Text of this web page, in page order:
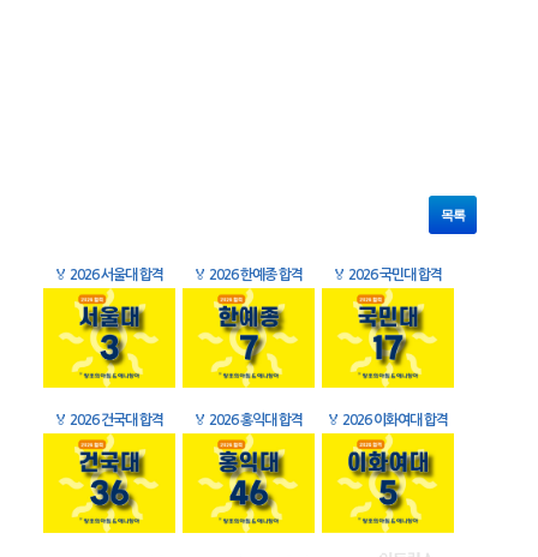
목록
🏅 2026 서울대 합격 🏅 2026 한예종 합격 🏅 2026 국민대 합격
🏅 2026 건국대 합격 🏅 2026 홍익대 합격 🏅 2026 이화여대 합격